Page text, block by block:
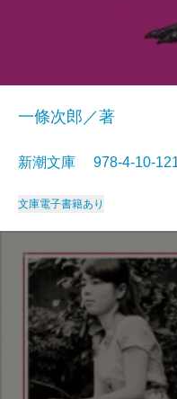
一條次郎／著
新潮文庫 978-4-10-
文庫電子書籍あり